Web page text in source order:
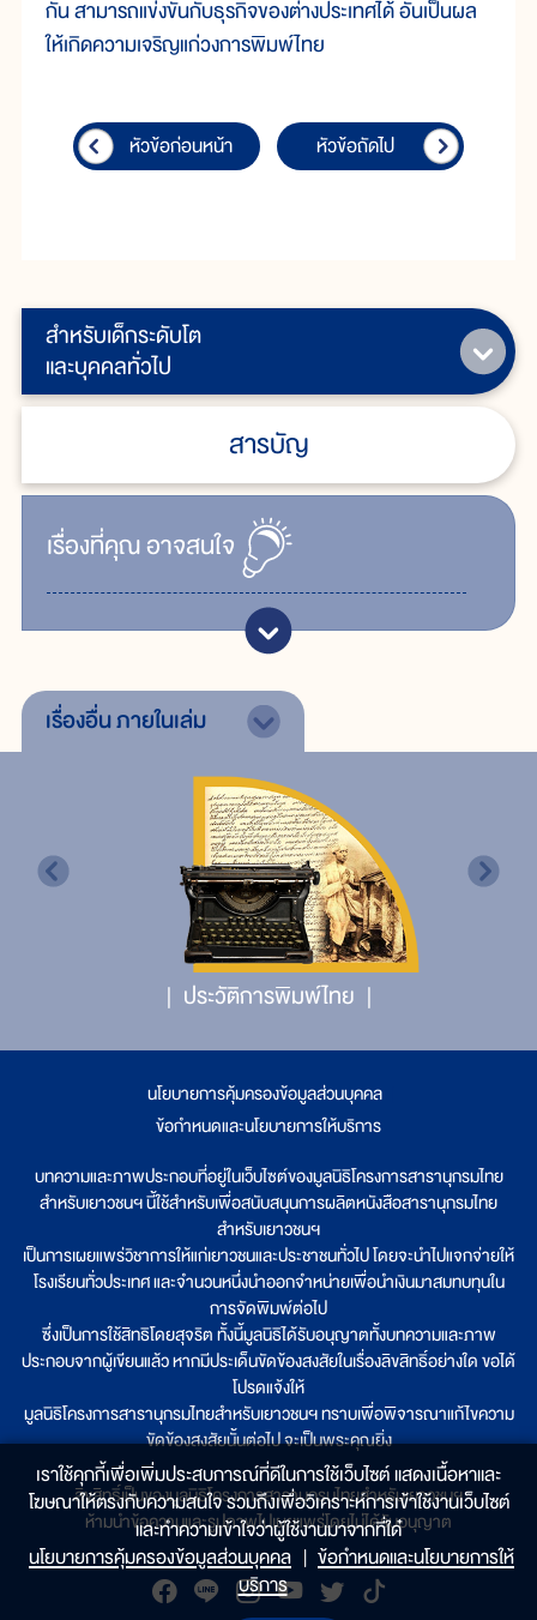
สำหรับเด็กระดับโต
และบุคคลทั่วไป
สารบัญ
เรื่ิองที่คุณอาจสนใจ
กัน สามารถแข่งขันกับธุรกิจของต่างประเทศได้ อันเป็นผล
ให้เกิดความเจริญแก่วงการพิมพ์ไทย
หัวข้อก่อนหน้า หัวข้อถัดไป
เรื่องอื่นภายในเล่ม
ประวัติการพิมพ์ไทย
นโยบายการคุ้มครองข้อมูลส่วนบุคคล
ข้อกำหนดและนโยบายการให้บริการ
บทความและภาพประกอบที่อยู่ในเว็บไซต์ของมูลนิธิโครงการสารานุกรมไทย
สำหรับเยาวชนฯ นี้ใช้สำหรับเพื่อสนับสนุนการผลิตหนังสือสารานุกรมไทย
สำหรับเยาวชนฯ
เป็นการเผยแพร่วิชาการให้แก่เยาวชนและประชาชนทั่วไป โดยจะนำไปแจกจ่ายให้
โรงเรียนทั่วประเทศ และจำนวนหนึ่งนำออกจำหน่ายเพื่อนำเงินมาสมทบทุนใน
การจัดพิมพ์ต่อไป
ซึ่งเป็นการใช้สิทธิโดยสุจริต ทั้งนี้มูลนิธิได้รับอนุญาตทั้งบทความและภาพ
ประกอบจากผู้เขียนแล้ว หากมีประเด็นขัดข้องสงสัยในเรื่องลิขสิทธิ์อย่างใด ขอได้
โปรดแจ้งให้
มูลนิธิโครงการสารานุกรมไทยสำหรับเยาวชนฯ ทราบเพื่อพิจารณาแก้ไขความ
ขัดข้องสงสัยนั้นต่อไป จะเป็นพระคุณยิ่ง
ลิขสิทธิ์เป็นของมูลนิธิโครงการสารานุกรมไทยสำหรับเยาวชนฯ
ห้ามนำข้อความและรูปภาพไปเผยแพร่โดยไม่ได้รับอนุญาต
เราใช้คุกกี้เพื่อเพิ่มประสบการณ์ที่ดีในการใช้เว็บไซต์ แสดงเนื้อหาและ
โฆษณาให้ตรงกับความสนใจ รวมถึงเพื่อวิเคราะห์การเข้าใช้งานเว็บไซต์
และทำความเข้าใจว่าผู้ใช้งานมาจากที่ใด๋
นโยบายการคุ้มครองข้อมูลส่วนบุคคล | ข้อกำหนดและนโยบายการให้
บริการ